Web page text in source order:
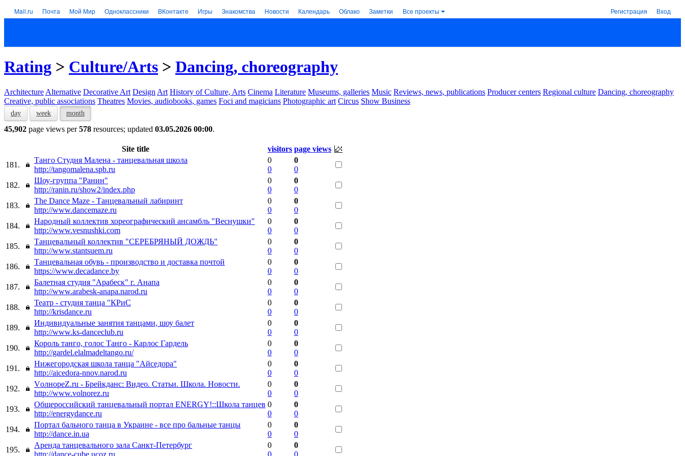
Mail.ru Почта Мой Мир Одноклассники ВКонтакте Игры Знакомства Новости Календарь Облако Заметки Все проекты Регистрация Вход
Rating > Culture/Arts > Dancing, choreography
Architecture Alternative Decorative Art Design Art History of Culture, Arts Cinema Literature Museums, galleries Music Reviews, news, publications Producer centers Regional culture Dancing, choreography
Creative, public associations Theatres Movies, audiobooks, games Foci and magicians Photographic art Circus Show Business
day week month
45,902 page views per578 resources; updated 03.05.2026 00:00.
Site title visitors page views
181.
Танго Cтудия Малена - танцевальная школа
http://tangomalena.spb.ru
0
0
0
0
182.
Шоу-группа "Ранин"
http://ranin.ru/show2/index.php
0
0
0
0
183.
The Dance Maze - Танцевальный лабиринт
http://www.dancemaze.ru
0
0
0
0
184.
Народный коллектив хореографический ансамбль "Веснушки"
http://www.vesnushki.com
0
0
0
0
185.
Танцевальный коллектив "СЕРЕБРЯНЫЙ ДОЖДЬ"
http://www.stantsuem.ru
0
0
0
0
186.
Танцевальная обувь - производство и доставка почтой
https://www.decadance.by
0
0
0
0
187.
Балетная студия "Арабеск" г. Анапа
http://www.arabesk-anapa.narod.ru
0
0
0
0
188.
Театр - студия танца "КРиС
http://krisdance.ru
0
0
0
0
189.
Индивидуальные занятия танцами, шоу балет
http://www.ks-danceclub.ru
0
0
0
0
190.
Король танго, голос Танго - Карлос Гардель
http://gardel.elalmadeltango.ru/
0
0
0
0
191.
Нижегородская школа танца "Айседора"
http://aicedora-nnov.narod.ru
0
0
0
0
192.
VолнореZ.ru - Брейкданс: Видео. Статьи. Школа. Новости.
http://www.volnorez.ru
0
0
0
0
193.
Общероссийский танцевальный портал ENERGY!::Школа танцев
http://energydance.ru
0
0
0
0
194.
Портал бального танца в Украине - все про бальные танцы
http://dance.in.ua
0
0
0
0
195.
Аренда танцевального зала Санкт-Петербург
http://dance-cube.ucoz.ru
0
0
0
0